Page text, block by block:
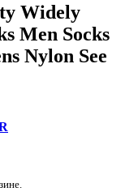
Widely
Men Socks
Nylon See